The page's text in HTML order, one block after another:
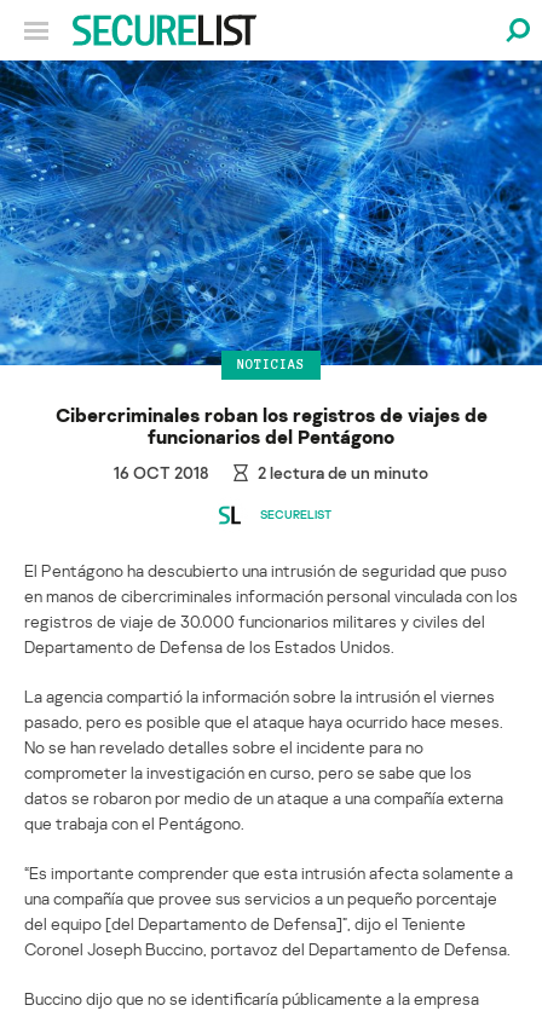
NOTICIAS
Cibercriminales roban los registros de viajes de
funcionarios del Pentágono
16 OCT 2018 2lectura de un minuto
SECURELIST
El Pentágono ha descubierto una intrusión de seguridad que puso
en manos de cibercriminales información personal vinculada con los
registros de viaje de 30.000 funcionarios militares y civiles del
Departamento de Defensa de los Estados Unidos.
La agencia compartió la información sobre la intrusión el viernes
pasado, pero es posible que el ataque haya ocurrido hace meses.
No se han revelado detalles sobre el incidente para no
comprometer la investigación en curso, pero se sabe que los
datos se robaron por medio de un ataque a una compañía externa
que trabaja con el Pentágono.
“Es importante comprender que esta intrusión afecta solamente a
una compañía que provee sus servicios a un pequeño porcentaje
del equipo [del Departamento de Defensa]”, dijo el Teniente
Coronel Joseph Buccino, portavoz del Departamento de Defensa.
Buccino dijo que no se identificaría públicamente a la empresa